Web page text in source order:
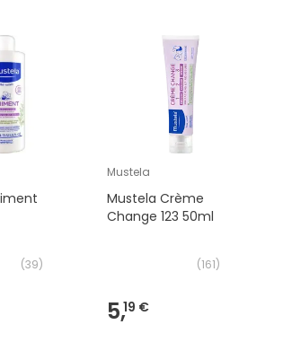
(39)
Mustela
Mustela Crème
Change 123 50ml
(161)
5,19 €